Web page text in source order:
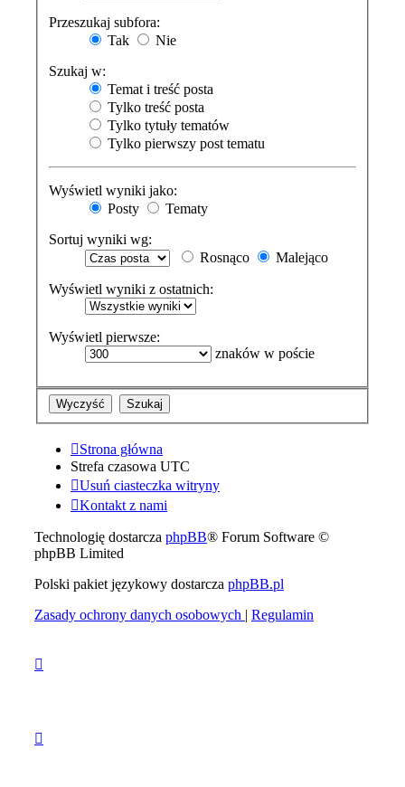
Przeszukaj subfora:
Tak
Nie
Szukaj w:
Temat i treść posta
Tylko treść posta
Tylko tytuły tematów
Tylko pierwszy post tematu
Wyświetl wyniki jako:
Posty
Tematy
Sortuj wyniki wg:
Rosnąco
Malejąco
Wyświetl wyniki z ostatnich:
Wyświetl pierwsze:
znaków w poście
Strona główna
Strefa czasowa UTC
Usuń ciasteczka witryny
Kontakt z nami
Technologię dostarcza phpBB® Forum Software ©
phpBB Limited
Polski pakiet językowy dostarcza phpBB.pl
Zasady ochrony danych osobowych | Regulamin